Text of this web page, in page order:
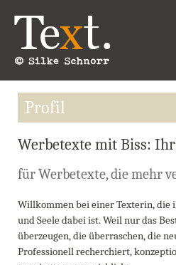
Profil
Werbetexte mit Biss:
für Werbetexte, die mehr
Willkommen bei einer Texterin,
und Seele dabei ist. Weil nur das
überzeugen, die überraschen, die
Professionell recherchiert,